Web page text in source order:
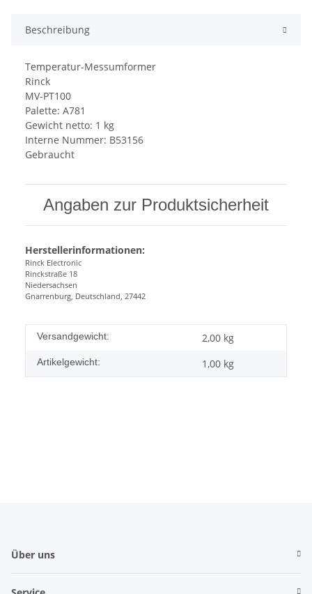
Beschreibung
Temperatur-Messumformer
Rinck
MV-PT100
Palette: A781
Gewicht netto: 1 kg
Interne Nummer: B53156
Gebraucht
Angaben zur Produktsicherheit
Herstellerinformationen:
Rinck Electronic
Rinckstraße 18
Niedersachsen
Gnarrenburg, Deutschland, 27442
Versandgewicht: 2,00 kg
Artikelgewicht: 1,00 kg
Über uns